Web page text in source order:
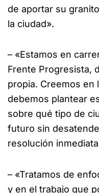
de aportar su
la ciudad».
– «Estamos en
Frente Progresista,
propia. Creemos en
debemos plantear
sobre qué tipo de
futuro sin
resolución
– «Tratamos de
y en el trabajo que